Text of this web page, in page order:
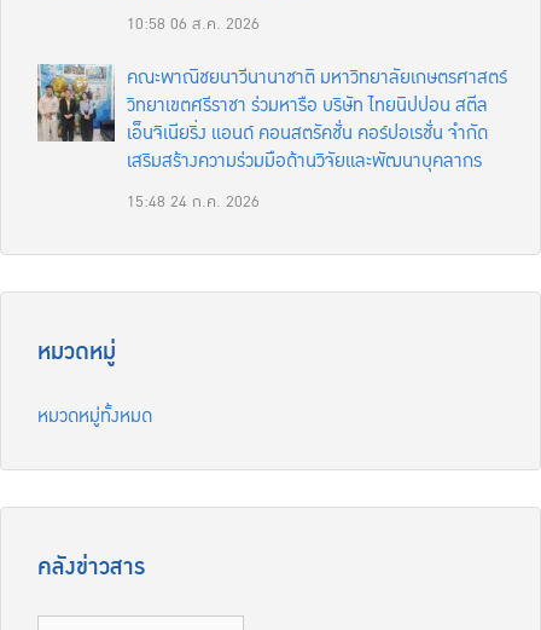
10:58 06 ส.ค. 2026
คณะพาณิชยนาวีนานาชาติ มหาวิทยาลัยเกษตรศาสตร์
วิทยาเขตศรีราชา ร่วมหารือ บริษัท ไทยนิปปอน สตีล
เอ็นจิเนียริ่ง แอนด์ คอนสตรัคชั่น คอร์ปอเรชั่น จำกัด
เสริมสร้างความร่วมมือด้านวิจัยและพัฒนาบุคลากร
15:48 24 ก.ค. 2026
หมวดหมู่
หมวดหมู่ทั้งหมด
คลังข่าวสาร